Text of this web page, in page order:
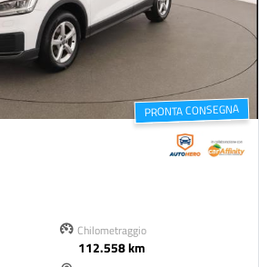
PRONTA CONSEGNA
Chilometraggio
112.558 km